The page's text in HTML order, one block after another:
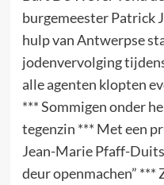
burgemeester Patrick
hulp van Antwerpse
jodenvervolging
alle agenten klopten
*** Sommigen onder
tegenzin *** Met een
Jean-Marie Pfaff-
deur openmachen” ***